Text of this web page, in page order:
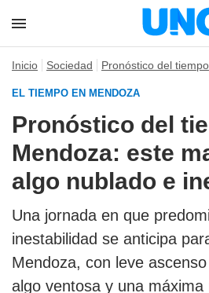
Inicio Sociedad Pronóstico del tiempo
EL TIEMPO EN MENDOZA
Pronóstico del
Mendoza: este
algo nublado e
Una jornada en que
inestabilidad se anticipa
Mendoza, con leve
algo ventosa y una máxima